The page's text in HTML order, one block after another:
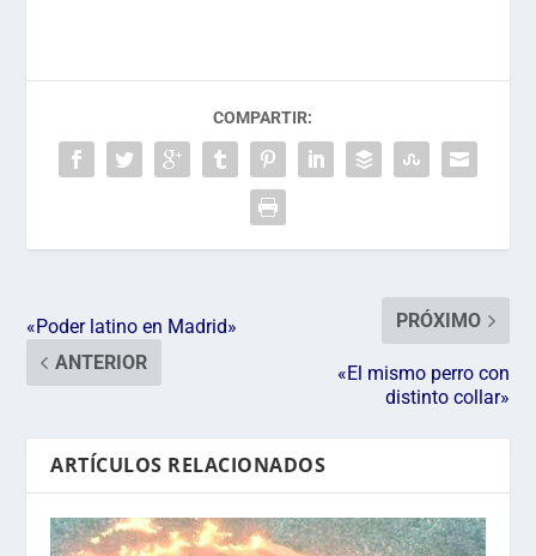
COMPARTIR:
«Poder latino en Madrid»
ANTERIOR
PRÓXIMO
«El mismo perro con
distinto collar»
ARTÍCULOS RELACIONADOS